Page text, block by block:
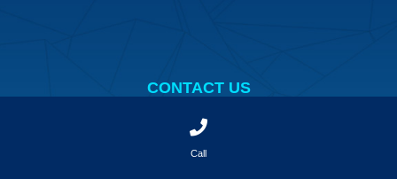
CONTACT US
Call